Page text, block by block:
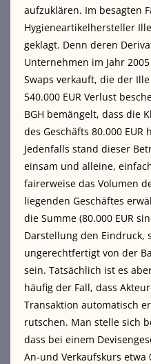
aufzuklären. Im besagten
Hygieneartikelhersteller
geklagt. Denn deren
Unternehmen im Jahr
Swaps verkauft, die der
540.000 EUR Verlust
BGH bemängelt, dass die
des Geschäfts 80.000
Jedenfalls stand dieser
einsam und alleine,
fairerweise das Volumen
liegenden Geschäftes
die Summe (80.000 EUR
Darstellung den Eindruck,
ungerechtfertigt von der
sein. Tatsächlich ist es
häufig der Fall, dass
Transaktion automatisch
rutschen. Man stelle sich
dass bei einem
An-und Verkaufskurs etwa